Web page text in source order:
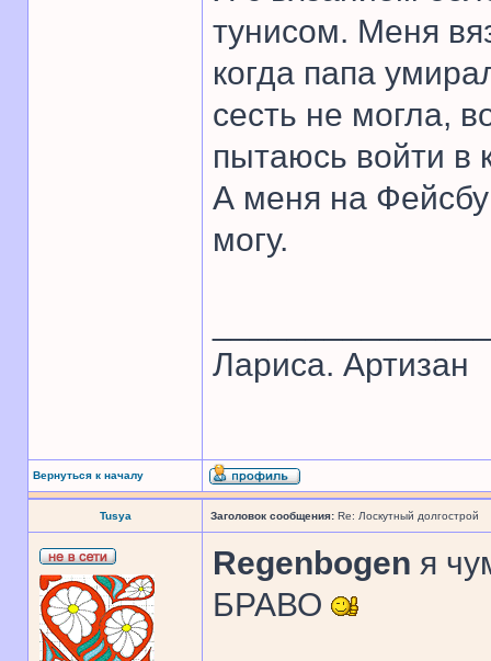
тунисом. Меня
когда папа
сесть не могла,
пытаюсь войти в
А меня на
могу.
Лариса. Артизан
Вернуться к началу
Tusya Заголовок сообщения: Re: Лоскутный долгострой
Regenbogen я
БРАВО